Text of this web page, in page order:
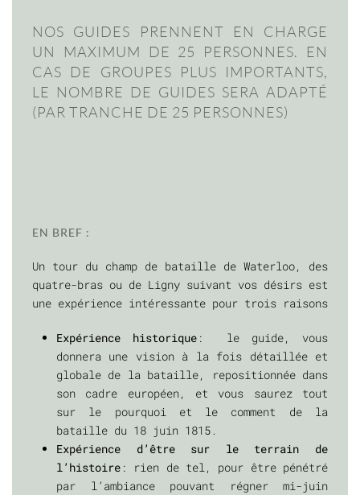
NOS GUIDES PRENNENT EN CHARGE
UN MAXIMUM DE 25 PERSONNES. EN
CAS DE GROUPES PLUS IMPORTANTS,
LE NOMBRE DE GUIDES SERA ADAPTÉ
(PAR TRANCHE DE 25 PERSONNES)
EN BREF :
Un tour du champ de bataille de Waterloo, des
quatre-bras ou de Ligny suivant vos désirs est
une expérience intéressante pour trois raisons
Expérience historique: le guide, vous
donnera une vision à la fois détaillée et
globale de la bataille, repositionnée dans
son cadre européen, et vous saurez tout
sur le pourquoi et le comment de la
bataille du 18 juin 1815.
Expérience d’être sur le terrain de
l’histoire : rien de tel, pour être pénétré
par l’ambiance pouvant régner mi-juin